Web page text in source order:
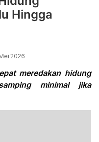
Hingga
2026
meredakan hidung
minimal jika